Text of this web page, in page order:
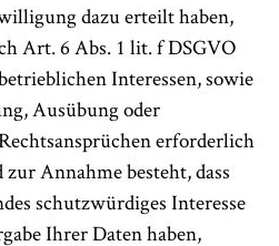
dazu erteilt haben,
Art. 6 Abs. 1 lit. f DSGVO
Interessen, sowie
Ausübung oder
erforderlich
Annahme besteht, dass
schutzwürdiges Interesse
Ihrer Daten haben,